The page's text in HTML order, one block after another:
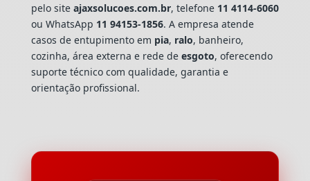
pelo site ajaxsolucoes.com.br, telefone 11 4114-6060
ou WhatsApp 11 94153-1856. A empresa atende
casos de entupimento em pia, ralo, banheiro,
cozinha, área externa e rede de esgoto, oferecendo
suporte técnico com qualidade, garantia e
orientação profissional.